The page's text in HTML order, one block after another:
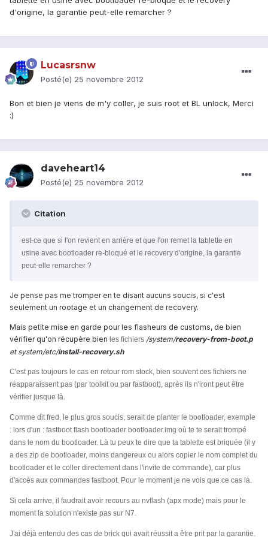
d'origine, la garantie peut-elle remarcher ?
Lucasrsnw
Posté(e) 25 novembre 2012
Bon et bien je viens de m'y coller, je suis root et BL unlock, Merci
:)
daveheart14
Posté(e) 25 novembre 2012
Citation
est-ce que si l'on revient en arrière et que l'on remet la tablette en
usine avec bootloader re-bloqué et le recovery d'origine, la garantie
peut-elle remarcher ?
Je pense pas me tromper en te disant aucuns soucis, si c'est
seulement un rootage et un changement de recovery.
Mais petite mise en garde pour les flasheurs de customs, de bien
vérifier qu'on récupère bien les fichiers /system/recovery-from-boot.p
et system/etc/install-recovery.sh
C'est pas toujours le cas en retour rom stock, bien souvent ces fichiers ne
réapparaissent pas (par toolkit ou par fastboot), après ils n'iront peut être
vérifier jusque là.
Comme dit fred, le plus gros soucis, serait de planter le bootloader, exemple
: lors d'un : fastboot flash bootloader bootloader.img où te te serait trompé
dans le nom du bootloader. Là tu peux te dire que ta tablette est briquée (il y
a des zip de bootloader, moins dangereux ou alors copier le nom complet du
bootloader et le coller directement dans l'invite de commande), car plus
d'accès aux commandes fastboot. Pour le moment je ne vois que ce cas là.
Si cela arrive, il faudrait avoir recours au nvflash (apx mode) mais pour le
moment la solution n'existe pas sur N7.
J'ai déjà entendu des cas de brick qui avait réussit a être prit par la garantie.